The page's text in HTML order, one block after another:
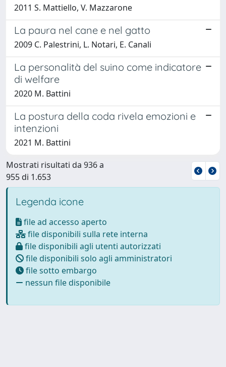
2011 S. Mattiello, V. Mazzarone
La paura nel cane e nel gatto
2009 C. Palestrini, L. Notari, E. Canali
La personalità del suino come indicatore
di welfare
2020 M. Battini
La postura della coda rivela emozioni e
intenzioni
2021 M. Battini
Mostrati risultati da 936 a
955 di 1.653
Legenda icone
file ad accesso aperto
file disponibili sulla rete interna
file disponibili agli utenti autorizzati
file disponibili solo agli amministratori
file sotto embargo
nessun file disponibile